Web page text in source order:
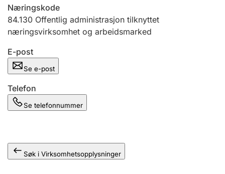
Andre tema
Næringskode
84.130 Offentlig administrasjon tilknyttet
næringsvirksomhet og arbeidsmarked
E-post
Se e-post
Telefon
Se telefonnummer
Søk i Virksomhetsopplysninger